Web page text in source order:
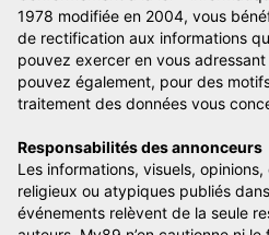
1978 modifiée en 2004, vous
de rectification aux informations
pouvez exercer en vous adressant
pouvez également, pour des
traitement des données vous
Responsabilités des annonceurs
Les informations, visuels,
religieux ou atypiques publiés
événements relèvent de la seule